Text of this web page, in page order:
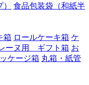
食品包装袋（和紙半
箱 ロールケーキ箱 ケ
ーヌ用 ギフト箱 お
ケージ箱 丸箱・紙管